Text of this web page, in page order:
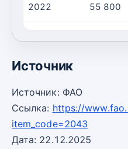
2022 55 800
Источник
Источник: ФАО
Ссылка: https://
item_code=2043
Дата: 22.12.2025